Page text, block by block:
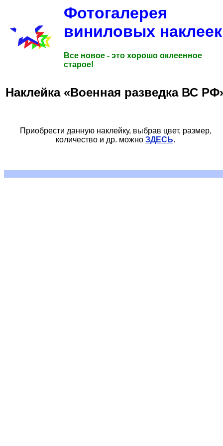
Фотогалерея
виниловых наклеек
Все новое - это хорошо оклеенное
старое!
Наклейка «Военная разведка ВС
Приобрести данную наклейку, выбрав цвет, размер,
количество и др. можно ЗДЕСЬ.